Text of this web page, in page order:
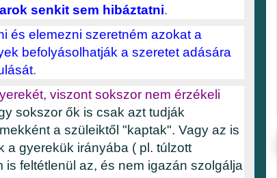
senkit sem hibáztatni.
és elemezni szeretném azokat a
befolyásolhatják a szeretet adására
.
viszont sokszor nem érzékeli
sokszor ők is csak azt tudják
a szüleiktől "kaptak". Vagy az is
a gyerekük irányába ( pl. túlzott
feltétlenül az, és nem igazán szolgálja